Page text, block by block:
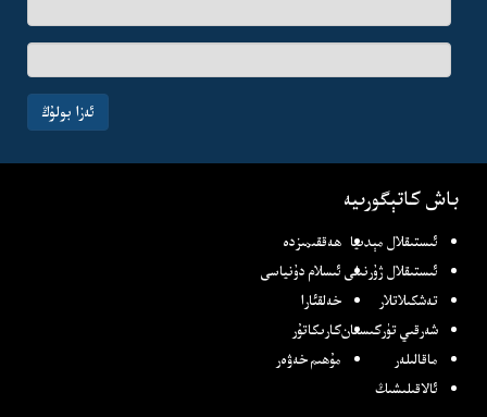
فامىلىڭىز
ئېلخەت
ئادرىسىڭىز
ئەزا بولۇڭ
باش كاتېگورىيە
ئىستىقلال مېدىيا ھەققىمىزدە
ئىستىقلال ژۇرنىلى ئىسلام دۇنياسى
تەشكىلاتلار
خەلقئارا
شەرقىي تۈركىستانكارىكاتۇر
ماقالىلەر
مۇھىم خەۋەر
ئالاقىلىشىڭ